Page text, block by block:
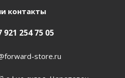
контакты
921 254 75 05
store.ru